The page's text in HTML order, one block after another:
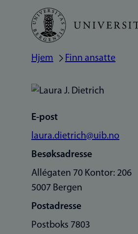
Hopp
hovedinnhold
Navigasjonssti
Hjem Finn ansatte
E-post
laura.dietrich@uib.no
Besøksadresse
Allégaten 70 Kontor: 206
5007 Bergen
Postadresse
Postboks 7803